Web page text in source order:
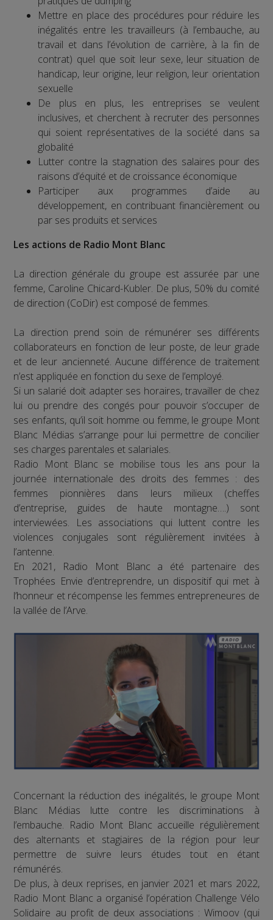
Mettre en place des procédures pour réduire les
inégalités entre les travailleurs (à l’embauche, au
travail et dans l’évolution de carrière, à la fin de
contrat) quel que soit leur sexe, leur situation de
handicap, leur origine, leur religion, leur orientation
sexuelle
De plus en plus, les entreprises se veulent
inclusives, et cherchent à recruter des personnes
qui soient représentatives de la société dans sa
globalité
Lutter contre la stagnation des salaires pour des
raisons d’équité et de croissance économique
Participer aux programmes d’aide au
développement, en contribuant financièrement ou
par ses produits et services
Les actions de Radio Mont Blanc
La direction générale du groupe est assurée par une
femme, Caroline Chicard-Kubler. De plus, 50% du comité
de direction (CoDir) est composé de femmes.
La direction prend soin de rémunérer ses différents
collaborateurs en fonction de leur poste, de leur grade
et de leur ancienneté. Aucune différence de traitement
n’est appliquée en fonction du sexe de l’employé.
Si un salarié doit adapter ses horaires, travailler de chez
lui ou prendre des congés pour pouvoir s’occuper de
ses enfants, qu’il soit homme ou femme, le groupe Mont
Blanc Médias s’arrange pour lui permettre de concilier
ses charges parentales et salariales.
Radio Mont Blanc se mobilise tous les ans pour la
journée internationale des droits des femmes : des
femmes pionnières dans leurs milieux (cheffes
d’entreprise, guides de haute montagne….) sont
interviewées. Les associations qui luttent contre les
violences conjugales sont régulièrement invitées à
l’antenne.
En 2021, Radio Mont Blanc a été partenaire des
Trophées Envie d’entreprendre, un dispositif qui met à
l’honneur et récompense les femmes entrepreneures de
la vallée de l’Arve.
Concernant la réduction des inégalités, le groupe Mont
Blanc Médias lutte contre les discriminations à
l’embauche. Radio Mont Blanc accueille régulièrement
des alternants et stagiaires de la région pour leur
permettre de suivre leurs études tout en étant
rémunérés.
De plus, à deux reprises, en janvier 2021 et mars 2022,
Radio Mont Blanc a organisé l’opération Challenge Vélo
Solidaire au profit de deux associations : Wimoov (qui